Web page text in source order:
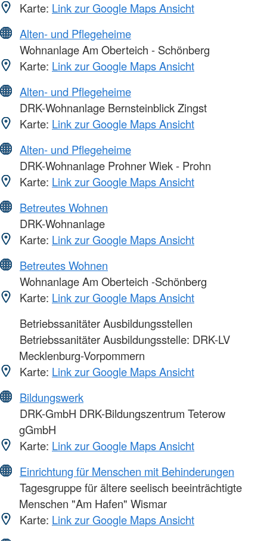
Karte: Link zur Google Maps Ansicht
Alten- und Pflegeheime
Wohnanlage Am Oberteich - Schönberg
Karte: Link zur Google Maps Ansicht
Alten- und Pflegeheime
DRK-Wohnanlage Bernsteinblick Zingst
Karte: Link zur Google Maps Ansicht
Alten- und Pflegeheime
DRK-Wohnanlage Prohner Wiek - Prohn
Karte: Link zur Google Maps Ansicht
Betreutes Wohnen
DRK-Wohnanlage
Karte: Link zur Google Maps Ansicht
Betreutes Wohnen
Wohnanlage Am Oberteich -Schönberg
Karte: Link zur Google Maps Ansicht
Betriebssanitäter Ausbildungsstellen
Betriebssanitäter Ausbildungsstelle: DRK-LV
Mecklenburg-Vorpommern
Karte: Link zur Google Maps Ansicht
Bildungswerk
DRK-GmbH DRK-Bildungszentrum Teterow
gGmbH
Karte: Link zur Google Maps Ansicht
Einrichtung für Menschen mit Behinderungen
Tagesgruppe für ältere seelisch beeinträchtigte
Menschen "Am Hafen" Wismar
Karte: Link zur Google Maps Ansicht